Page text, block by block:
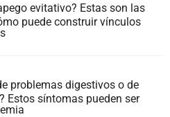
evitativo? Estas son las
puede construir vínculos
problemas digestivos o de
Estos síntomas pueden ser